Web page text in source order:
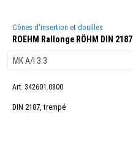
Cônes d'insertion et douilles
ROEHM Rallonge RÖHM DIN 2187
Art. 342601.0800
DIN 2187, trempé